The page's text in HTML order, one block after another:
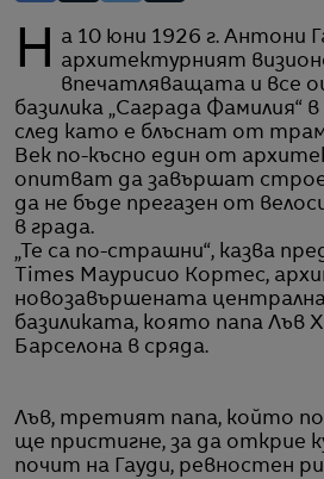
На 10 юни 1926 г. Антони Гауди,
архитектурният
впечатляващата и все
базилика „Саграда Фамилия“
след като е блъснат от
Век по-късно един от
опитват да завършат
да не бъде прегазен от
в града.
„Те са по-страшни“, казва
Times Маурисио Кортес,
новозавършената централна
базиликата, която папа Лъв
Барселона в сряда.
Лъв, третият папа, който
ще пристигне, за да открие
почит на Гауди, ревностен